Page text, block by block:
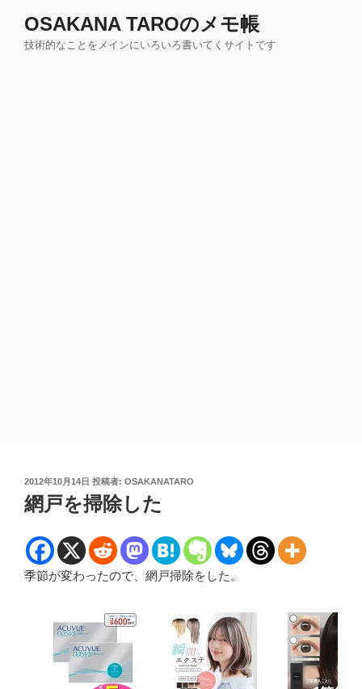
OSAKANA TAROのメモ帳
技術的なことをメインにいろいろ書いてくサイトです
投
稿
日:
2012年10月14日 投稿者: OSAKANATARO
網戸を掃除した
季節が変わったので、網戸掃除をした。